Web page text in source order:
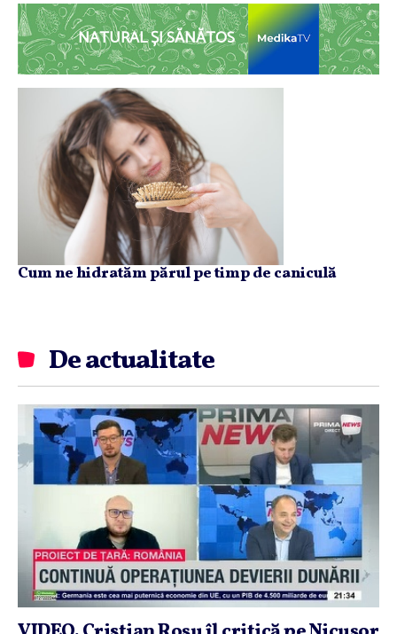
NATURAL ȘI SĂNĂTOS
Cum ne hidratăm părul pe timp de caniculă
De actualitate